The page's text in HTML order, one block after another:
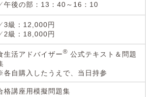
午後の部：13：40～16：10
級：12,000円
級：18,000円
生活アドバイザー® 公式テキスト＆問題
各自購入したうえで、当日持参
格講座用模擬問題集